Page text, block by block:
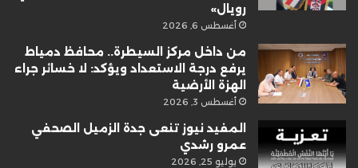
رويال»
أغسطس 6, 2026
من داخل مركز السيطرة.. محافظ دمياط
يرفع درجة الاستعداد ويؤكد: لا خسائر جراء
الهزة الأرضية
أغسطس 3, 2026
المفيد نيوز تنعى جدة الزميل الصحفي
عمرو رشدي
يوليو 25, 2026